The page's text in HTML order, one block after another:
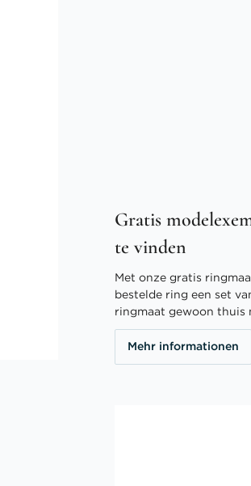
Gratis
te vinden
Met onze gratis
bestelde ring een set
ringmaat gewoon thuis
Mehr informationen